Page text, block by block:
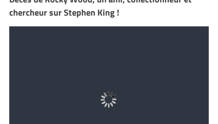
chercheur sur Stephen King !